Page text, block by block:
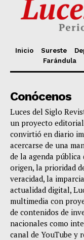
Inicio Sureste
Farándula
Conócenos
Luces del Siglo
un proyecto editorial
convirtió en diario
acercarse de una
de la agenda pública
origen, la prioridad
veracidad, la
actualidad digital,
multimedia con
de contenidos de
nacionales como
canal de YouTube y